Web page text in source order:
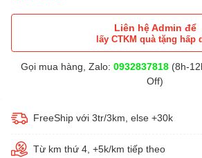
Liên hệ Admin để
lấy CTKM quà tặng hấp
Gọi mua hàng, Zalo: 0932837818(8h-
Off)
FreeShip với 3tr/3km, else +30k
Từ km thứ 4, +5k/km tiếp theo